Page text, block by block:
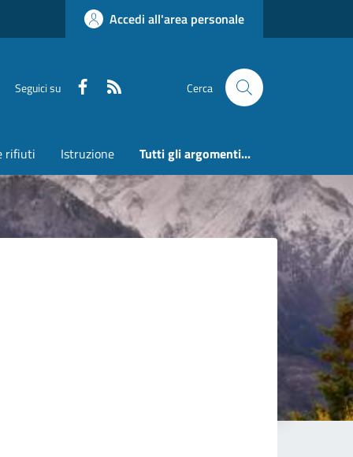
Accedi all'area personale
Seguici su Faceboook Cerca
rifiuti Istruzione Tutti gli argomenti...